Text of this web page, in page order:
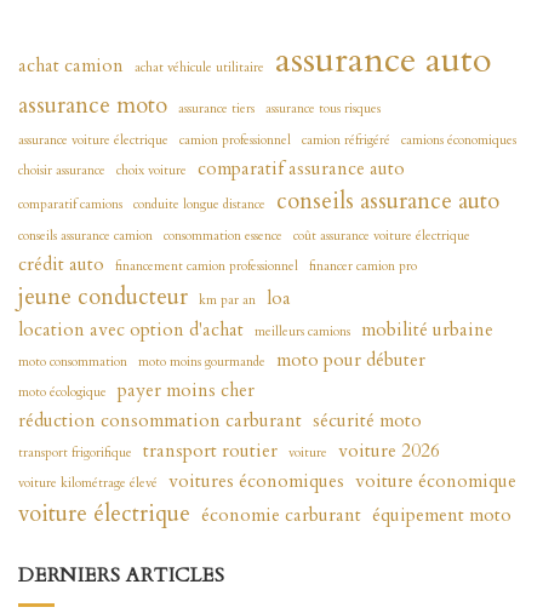
achat camion achat véhicule utilitaire assurance auto
assurance moto assurance tiers assurance tous risques
assurance voiture électrique
camion professionnel camion réfrigéré
camions économiques
choisir assurance
choix voiture comparatif assurance auto
comparatif camions conduite longue distance conseils assurance auto
conseils assurance camion consommation essence coût assurance voiture électrique
crédit auto financement camion professionnel financer camion pro
jeune conducteur km par an
loa
location avec option d'achat meilleurs camions mobilité urbaine
moto consommation moto moins gourmande moto pour débuter
moto écologique
payer moins cher
réduction consommation carburant sécurité moto
transport frigorifique transport routier voiture voiture 2026
voiture kilométrage élevé voitures économiques voiture économique
voiture électrique économie carburant équipement moto
DERNIERS ARTICLES